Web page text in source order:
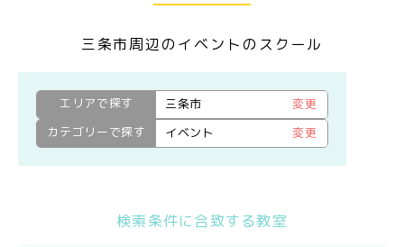
三条市周辺のイベントのスクール
エリアで探す 三条市
変更
カテゴリーで探す
イベント 変更
検索条件に合致する教室